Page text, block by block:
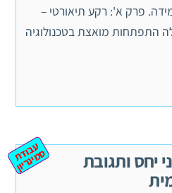
פרק א': רקע תיאורטי –
התפתחות מואצת בטכנולוגיה
יחס ותגובת
ע
ב
וד
ת
ס
מ
ינ
ר
יון